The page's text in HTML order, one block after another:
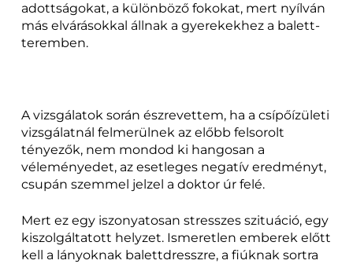
adottságokat, a különböző fokokat, mert nyílván
más elvárásokkal állnak a gyerekekhez a balett-
teremben.
A vizsgálatok során észrevettem, ha a csípőízületi
vizsgálatnál felmerülnek az előbb felsorolt
tényezők, nem mondod ki hangosan a
véleményedet, az esetleges negatív eredményt,
csupán szemmel jelzel a doktor úr felé.
Mert ez egy iszonyatosan stresszes szituáció, egy
kiszolgáltatott helyzet. Ismeretlen emberek előtt
kell a lányoknak balettdresszre, a fiúknak sortra